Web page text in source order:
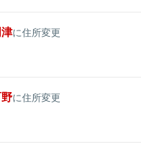
に住所変更
に住所変更